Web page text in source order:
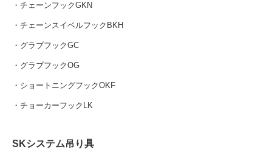
・チェーンフックGKN
・チェーンスイベルフックBKH
・グラブフックGC
・グラブフックOG
・ショートニングフックOKF
・チョーカーフックLK
SKシステム吊り具